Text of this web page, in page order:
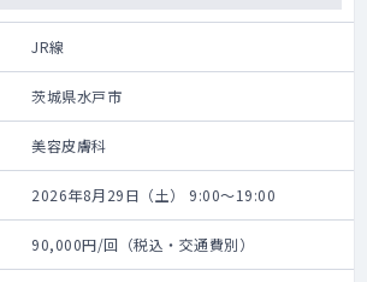
JR線
茨城県水戸市
美容皮膚科
2026年8月29日（土） 9:00～19:00
90,000円/回（税込・交通費別）